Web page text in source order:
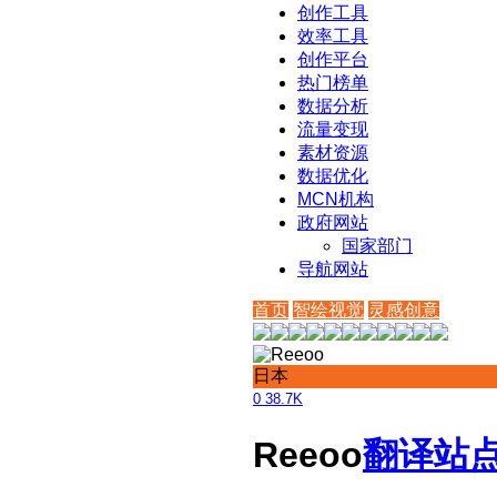
创作工具
效率工具
创作平台
热门榜单
数据分析
流量变现
素材资源
数据优化
MCN机构
政府网站
国家部门
导航网站
首页 智绘视觉 灵感创意
日本
0 38.7K
Reeoo翻译站